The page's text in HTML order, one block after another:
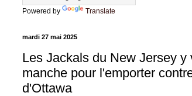
Powered by Translate
mardi 27 mai 2025
Les Jackals du New Jersey y
manche pour l'emporter
d'Ottawa